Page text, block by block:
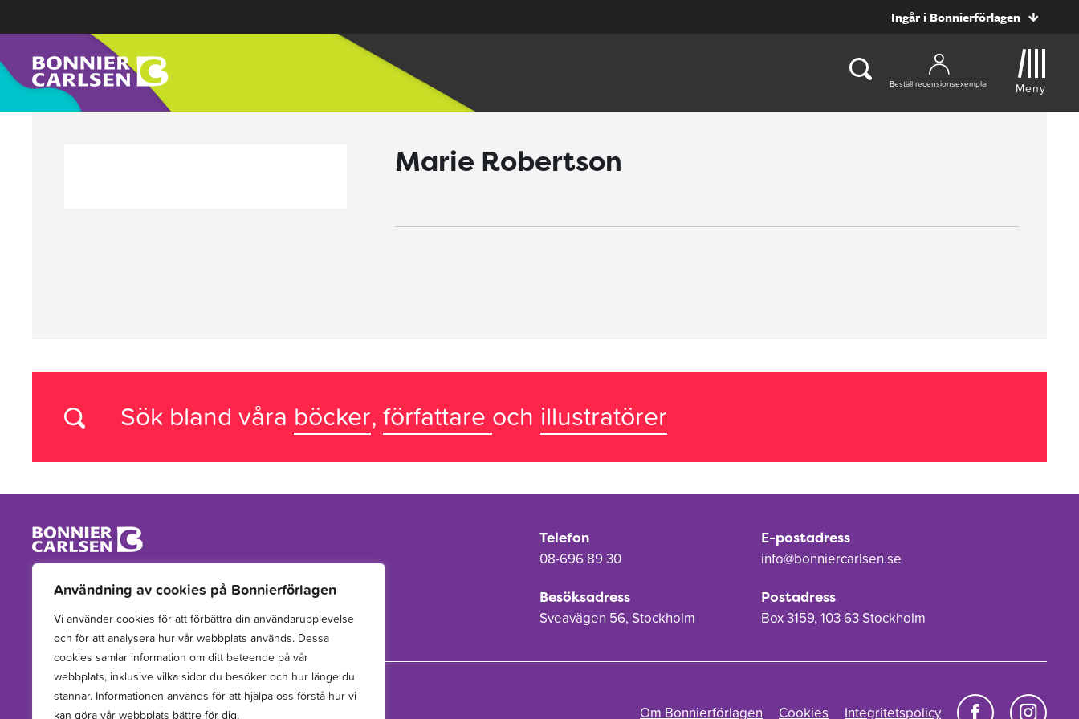
Användning av cookies på Bonnierförlagen
Vi använder cookies för att förbättra din användarupplevelse
och för att analysera hur vår webbplats används. Dessa
cookies samlar information om ditt beteende på vår
webbplats, inklusive vilka sidor du besöker och hur länge du
stannar. Informationen används för att hjälpa oss förstå hur vi
kan göra vår webbplats bättre för dig.
Ingår i Bonnierförlagen
Beställ recensionsexemplar Meny
Marie Robertson
Sök bland våra böcker,författare och illustratörer
Vi arbetar med att hitta, utveckla, publicera och sprida
berättelser för barn och unga.
Telefon
08-696 89 30
E-postadress
info@bonniercarlsen.se
Besöksadress
Sveavägen 56, Stockholm
Postadress
Box 3159, 103 63 Stockholm
Om Bonnierförlagen Cookies Integritetspolicy